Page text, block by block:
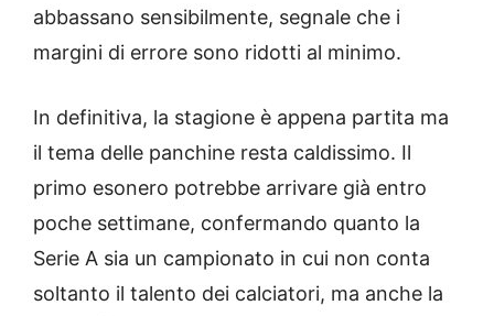
abbassano sensibilmente, segnale che i
margini di errore sono ridotti al minimo.
In definitiva, la stagione è appena partita ma
il tema delle panchine resta caldissimo. Il
primo esonero potrebbe arrivare già entro
poche settimane, confermando quanto la
Serie A sia un campionato in cui non conta
soltanto il talento dei calciatori, ma anche la